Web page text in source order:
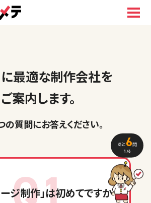
最適な制作会社を
ご案内します。
の質問にお答えください。
あと6問
1 /6
ジ制作」は初めてですか？